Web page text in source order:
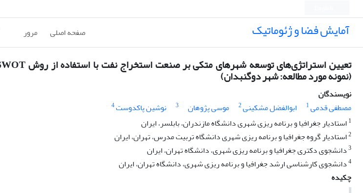
آمایش فضا و ژئوماتیک صفحه اصلی مرور
(نمونه مورد مطالعه: شهر دوگنبدان)
نویسندگان
مصطفی قدمی1 ابوالفضل مشکینی2 موسی پژوهان 3 نوشین پاکدوست4
1 استادیار جغرافیا و برنامه ریزی شهری دانشگاه مازندران، بابلسر، ایران
2استادیار گروه جغرافیا و برنامه ریزی شهری دانشگاه تربیت مدرس، تهران، ایران
3دانشجوی دکتری جغرافیا و برنامه ریزی شهری، دانشگاه تهران، ایران
4دانشجوی کارشناسی ارشد جغرافیا و برنامه ریزی شهری، دانشگاه تهران، ایران
چکیده